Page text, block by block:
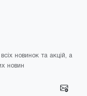
новинок та акцій, а
новин